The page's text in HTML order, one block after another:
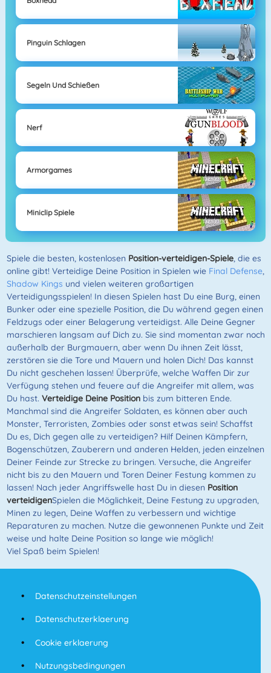
Pinguin Schlagen
Segeln Und Schießen
Nerf
Armorgames
Miniclip Spiele
Spiele die besten, kostenlosen Position-verteidigen-Spiele, die es
online gibt! Verteidige Deine Position in Spielen wie Final Defense,
Shadow Kings und vielen weiteren großartigen
Verteidigungsspielen! In diesen Spielen hast Du eine Burg, einen
Bunker oder eine spezielle Position, die Du während gegen einen
Feldzugs oder einer Belagerung verteidigst. Alle Deine Gegner
marschieren langsam auf Dich zu. Sie sind momentan zwar noch
außerhalb der Burgmauern, aber wenn Du ihnen Zeit lässt,
zerstören sie die Tore und Mauern und holen Dich! Das kannst
Du nicht geschehen lassen! Überprüfe, welche Waffen Dir zur
Verfügung stehen und feuere auf die Angreifer mit allem, was
Du hast. Verteidige Deine Positionbis zum bitteren Ende.
Manchmal sind die Angreifer Soldaten, es können aber auch
Monster, Terroristen, Zombies oder sonst etwas sein! Schaffst
Du es, Dich gegen alle zu verteidigen? Hilf Deinen Kämpfern,
Bogenschützen, Zauberern und anderen Helden, jeden einzelnen
Deiner Feinde zur Strecke zu bringen. Versuche, die Angreifer
nicht bis zu den Mauern und Toren Deiner Festung kommen zu
lassen! Nach jeder Angriffswelle hast Du in diesen Position
verteidigenSpielen die Möglichkeit, Deine Festung zu upgraden,
Minen zu legen, Deine Waffen zu verbessern und wichtige
Reparaturen zu machen. Nutze die gewonnenen Punkte und Zeit
weise und halte Deine Position so lange wie möglich!
Viel Spaß beim Spielen!
Datenschutzeinstellungen
Datenschutzerklaerung
Cookie erklaerung
Nutzungsbedingungen